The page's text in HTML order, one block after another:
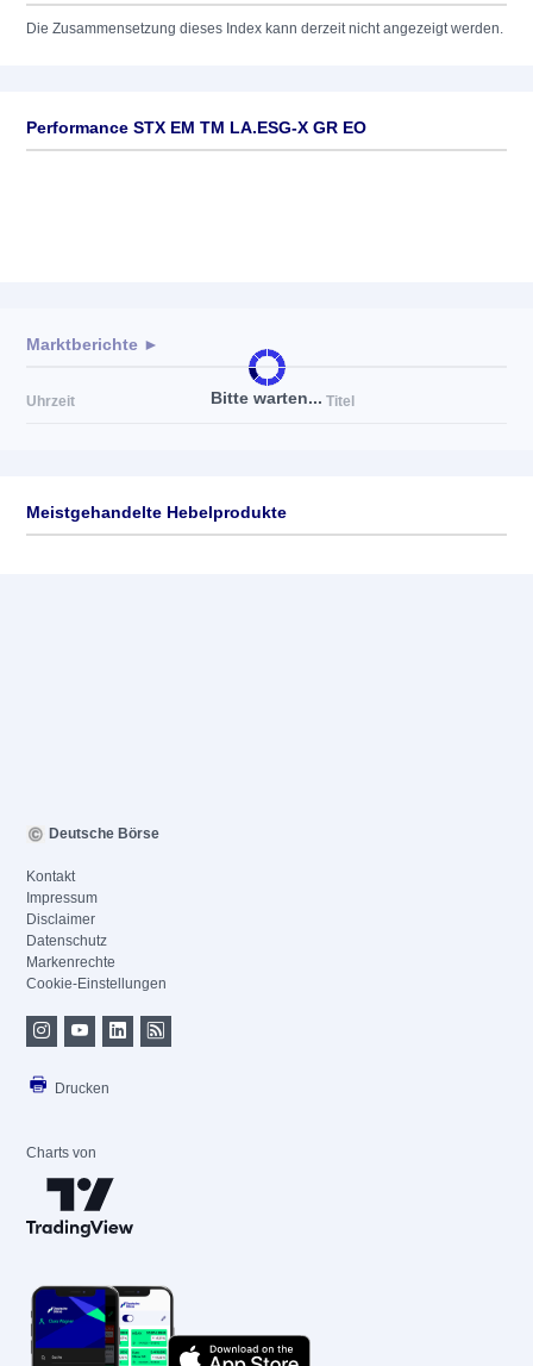
Die Zusammensetzung dieses Index kann derzeit nicht angezeigt werden.
Performance STX EM TM LA.ESG-X GR EO
Bitte warten...
Marktberichte ►
Uhrzeit Titel
Meistgehandelte Hebelprodukte
Deutsche Börse
Kontakt
Impressum
Disclaimer
Datenschutz
Markenrechte
Cookie-Einstellungen
Drucken
Charts von